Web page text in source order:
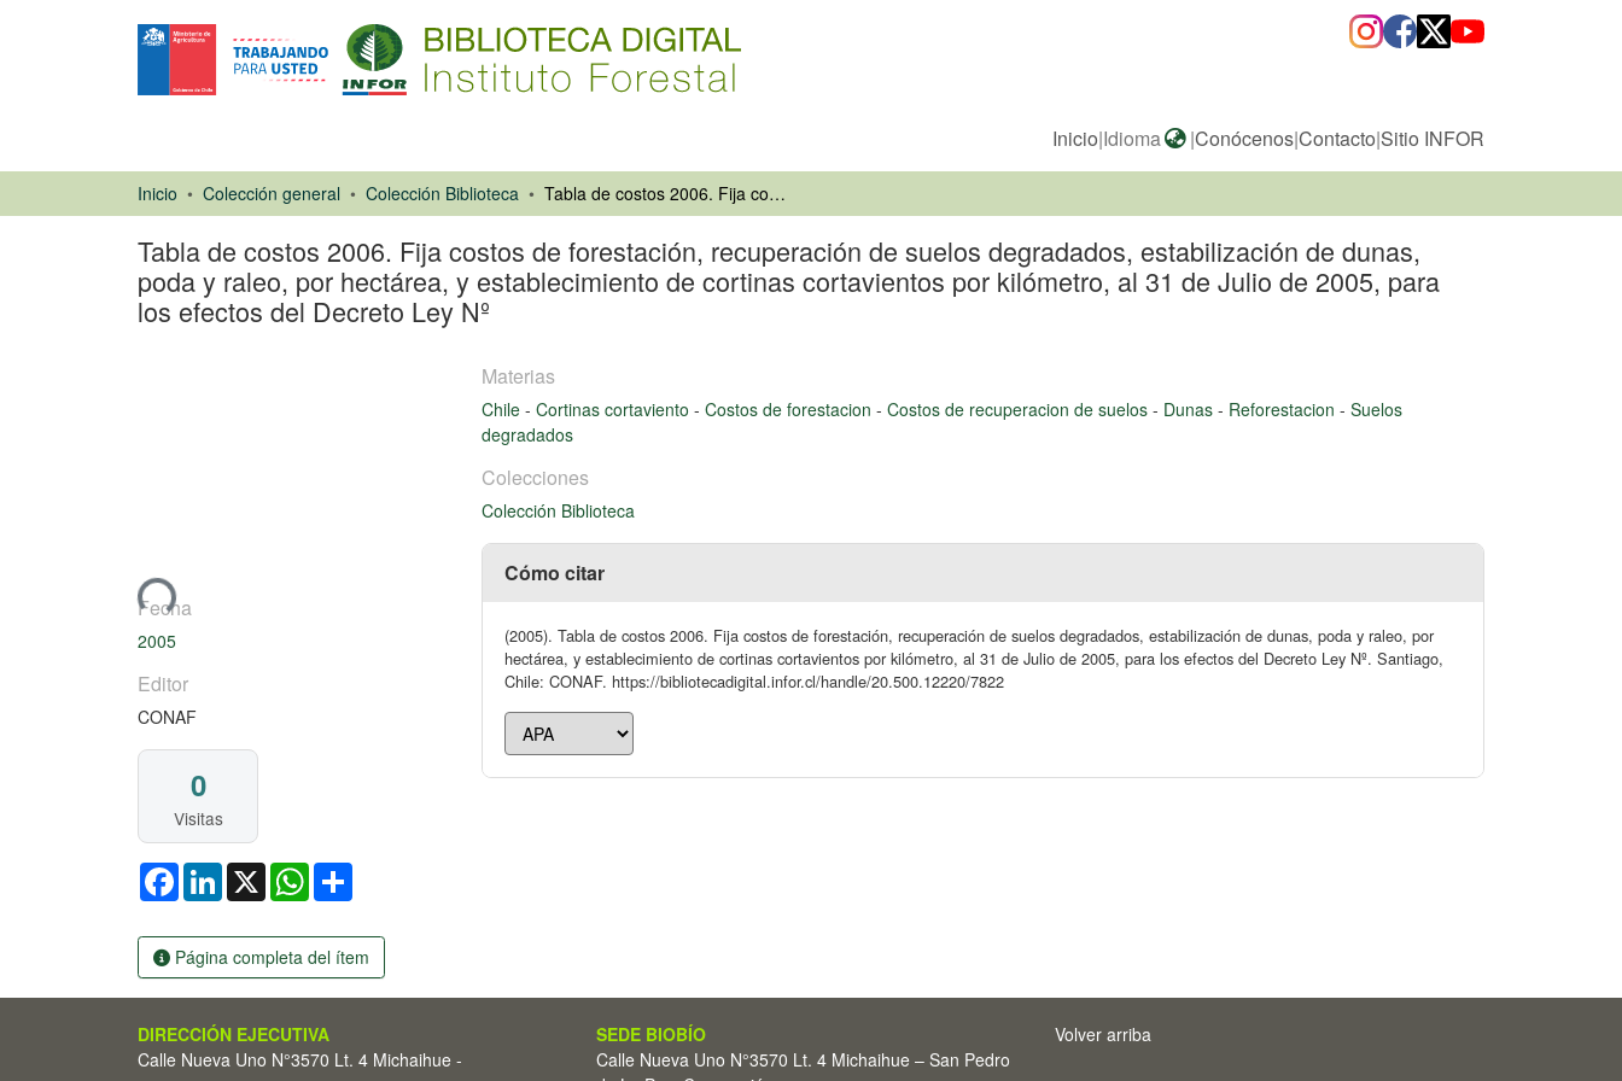
Inicio|Idioma |Conócenos|Contacto|Sitio INFOR
Inicio Colección general Colección Biblioteca Tabla de costos 2006. Fija costos de forestación, recuperación de suelos degradados, estabilización de dunas, poda y raleo, por hectárea, y establecimiento de cortinas cortavientos por kilómetro, al 31 de Julio de 2005, para los efectos del Decreto Ley Nº
Tabla de costos 2006. Fija costos de forestación, recuperación de suelos degradados, estabilización de dunas,
poda y raleo, por hectárea, y establecimiento de cortinas cortavientos por kilómetro, al 31 de Julio de 2005, para
los efectos del Decreto Ley Nº
Cargando...
Fecha
2005
Editor
CONAF
0
Visitas
FacebookLinkedIn
X WhatsApp
Página completa del ítem
Materias
Chile - Cortinas cortaviento - Costos de forestacion - Costos de recuperacion de suelos - Dunas - Reforestacion - Suelos
degradados
Colecciones
Colección Biblioteca
Cómo citar
(2005). Tabla de costos 2006. Fija costos de forestación, recuperación de suelos degradados, estabilización de dunas, poda y raleo, por
hectárea, y establecimiento de cortinas cortavientos por kilómetro, al 31 de Julio de 2005, para los efectos del Decreto Ley Nº. Santiago,
Chile: CONAF. https://bibliotecadigital.infor.cl/handle/20.500.12220/7822
DIRECCIÓN EJECUTIVA
Calle Nueva Uno N°3570 Lt. 4 Michaihue -
SEDE BIOBÍO
Calle Nueva Uno N°3570 Lt. 4 Michaihue – San Pedro
Volver arriba